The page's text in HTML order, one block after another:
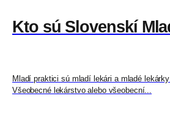
Kto sú Slovenskí
Mladí praktici sú mladí lekári a mladé
Všeobecné lekárstvo alebo všeobecní...